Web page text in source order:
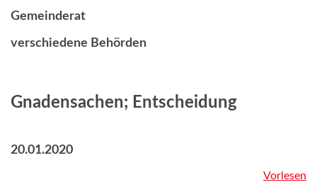
Gemeinderat
verschiedene Behörden
Gnadensachen; Entscheidung
20.01.2020
Vorlesen